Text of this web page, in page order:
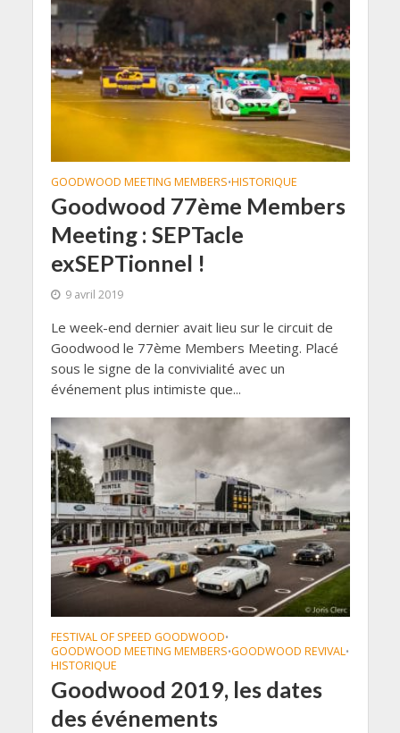
GOODWOOD MEETING MEMBERS•HISTORIQUE
Goodwood 77ème Members
Meeting : SEPTacle
exSEPTionnel !
9 avril 2019
Le week-end dernier avait lieu sur le circuit de
Goodwood le 77ème Members Meeting. Placé
sous le signe de la convivialité avec un
événement plus intimiste que...
FESTIVAL OF SPEED GOODWOOD•
GOODWOOD MEETING MEMBERS•GOODWOOD REVIVAL•
HISTORIQUE
Goodwood 2019, les dates
des événements